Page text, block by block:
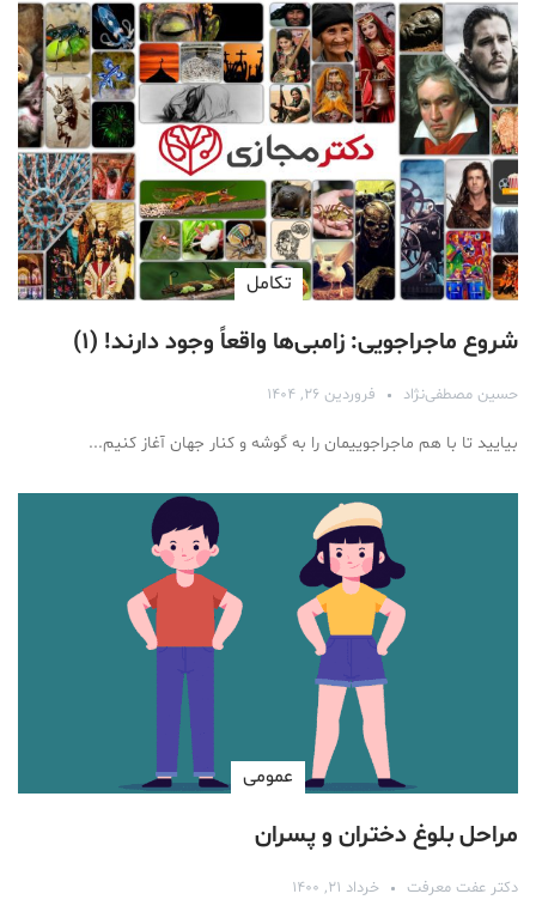
تكامل
شروع ماجراجویی: زامبی‌ها واقعاً وجود دارند! (۱)
حسین مصطفی‌نژاد فروردین ۲۶, ۱۴۰۴
بیایید تا با هم ماجراجوییمان را به گوشه و کنار جهان آغاز کنیم...
عمومی
مراحل بلوغ دختران و پسران
دکتر عفت معرفت خرداد ۲۱, ۱۴۰۰